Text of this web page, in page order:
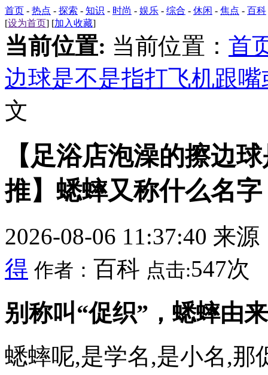
首页 - 热点 - 探索 - 知识 - 时尚 - 娱乐 - 综合 - 休闲 - 焦点 - 百科
[设为首页] [加入收藏]
当前位置: 当前位置： 首
边球是不是指打飞机跟
文
【足浴店泡澡的擦边
推】蟋蟀又称什么名字
2026-08-06 11:37:40 来源
得 作者： 百科 点击:547次
别称叫“促织”，蟋蟀由
蟋蟀呢,是学名,是小名,那